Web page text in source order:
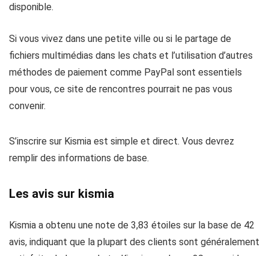
disponible.
Si vous vivez dans une petite ville ou si le partage de
fichiers multimédias dans les chats et l’utilisation d’autres
méthodes de paiement comme PayPal sont essentiels
pour vous, ce site de rencontres pourrait ne pas vous
convenir.
S’inscrire sur Kismia est simple et direct. Vous devrez
remplir des informations de base.
Les avis sur kismia
Kismia a obtenu une note de 3,83 étoiles sur la base de 42
avis, indiquant que la plupart des clients sont généralement